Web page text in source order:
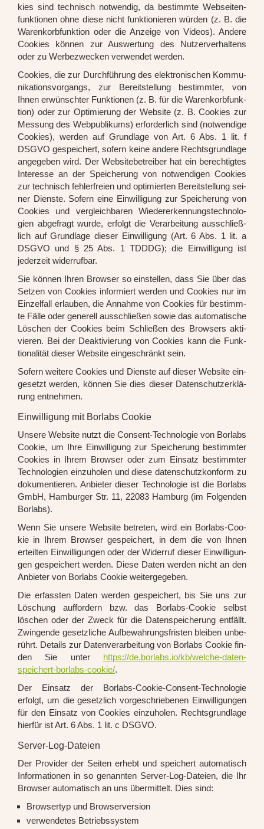
kies sind tech­nisch not­wen­dig, da bestimm­te Web­sei­ten­
funk­tio­nen ohne die­se nicht funk­tio­nie­ren wür­den (z. B. die
Waren­korb­funk­ti­on oder die Anzei­ge von Vide­os). Ande­re
Coo­kies kön­nen zur Aus­wer­tung des Nut­zer­ver­hal­tens
oder zu Wer­be­zwe­cken ver­wen­det wer­den.
Coo­kies, die zur Durch­füh­rung des elek­tro­ni­schen Kom­mu­
ni­ka­ti­ons­vor­gangs, zur Bereit­stel­lung bestimm­ter, von
Ihnen erwünsch­ter Funk­tio­nen (z. B. für die Waren­korb­funk­
ti­on) oder zur Opti­mie­rung der Web­site (z. B. Coo­kies zur
Mes­sung des Web­pu­bli­kums) erfor­der­lich sind (not­wen­di­ge
Coo­kies), wer­den auf Grund­la­ge von Art. 6 Abs. 1 lit. f
DSGVO gespei­chert, sofern kei­ne ande­re Rechts­grund­la­ge
ange­ge­ben wird. Der Web­site­be­trei­ber hat ein berech­tig­tes
Inter­es­se an der Spei­che­rung von not­wen­di­gen Coo­kies
zur tech­nisch feh­ler­frei­en und opti­mier­ten Bereit­stel­lung sei­
ner Diens­te. Sofern eine Ein­wil­li­gung zur Spei­che­rung von
Coo­kies und ver­gleich­ba­ren Wie­der­erken­nungs­tech­no­lo­
gien abge­fragt wur­de, erfolgt die Ver­ar­bei­tung aus­schließ­
lich auf Grund­la­ge die­ser Ein­wil­li­gung (Art. 6 Abs. 1 lit. a
DSGVO und § 25 Abs. 1 TDDDG); die Ein­wil­li­gung ist
jeder­zeit wider­ruf­bar.
Sie kön­nen Ihren Brow­ser so ein­stel­len, dass Sie über das
Set­zen von Coo­kies infor­miert wer­den und Coo­kies nur im
Ein­zel­fall erlau­ben, die Annah­me von Coo­kies für bestimm­
te Fäl­le oder gene­rell aus­schlie­ßen sowie das auto­ma­ti­sche
Löschen der Coo­kies beim Schlie­ßen des Brow­sers akti­
vie­ren. Bei der Deak­ti­vie­rung von Coo­kies kann die Funk­
tio­na­li­tät die­ser Web­site ein­ge­schränkt sein.
Sofern wei­te­re Coo­kies und Diens­te auf die­ser Web­site ein­
ge­setzt wer­den, kön­nen Sie dies die­ser Daten­schutz­er­klä­
rung ent­neh­men.
Einwilligung mit Borlabs Cookie
Unse­re Web­site nutzt die Con­sent-Tech­no­lo­gie von Borlabs
Coo­kie, um Ihre Ein­wil­li­gung zur Spei­che­rung bestimm­ter
Coo­kies in Ihrem Brow­ser oder zum Ein­satz bestimm­ter
Tech­no­lo­gien ein­zu­ho­len und die­se daten­schutz­kon­form zu
doku­men­tie­ren. Anbie­ter die­ser Tech­no­lo­gie ist die Borlabs
GmbH, Ham­bur­ger Str. 11, 22083 Ham­burg (im Fol­gen­den
Borlabs).
Wenn Sie unse­re Web­site betre­ten, wird ein Borlabs-Coo­
kie in Ihrem Brow­ser gespei­chert, in dem die von Ihnen
erteil­ten Ein­wil­li­gun­gen oder der Wider­ruf die­ser Ein­wil­li­gun­
gen gespei­chert wer­den. Die­se Daten wer­den nicht an den
Anbie­ter von Borlabs Coo­kie wei­ter­ge­ge­ben.
Die erfass­ten Daten wer­den gespei­chert, bis Sie uns zur
Löschung auf­for­dern bzw. das Borlabs-Coo­kie selbst
löschen oder der Zweck für die Daten­spei­che­rung ent­fällt.
Zwin­gen­de gesetz­li­che Auf­be­wah­rungs­fris­ten blei­ben unbe­
rührt. Details zur Daten­ver­ar­bei­tung von Borlabs Coo­kie fin­
den Sie unter https://de.borlabs.io/kb/welche-daten-
speichert-borlabs-cookie/.
Der Ein­satz der Borlabs-Coo­kie-Con­sent-Tech­no­lo­gie
erfolgt, um die gesetz­lich vor­ge­schrie­be­nen Ein­wil­li­gun­gen
für den Ein­satz von Coo­kies ein­zu­ho­len. Rechts­grund­la­ge
hier­für ist Art. 6 Abs. 1 lit. c DSGVO.
Server-Log-Dateien
Der Pro­vi­der der Sei­ten erhebt und spei­chert auto­ma­tisch
Infor­ma­tio­nen in so genann­ten Ser­ver-Log-Datei­en, die Ihr
Brow­ser auto­ma­tisch an uns über­mit­telt. Dies sind:
Brow­ser­typ und Brow­ser­ver­si­on
ver­wen­de­tes Betriebs­sys­tem